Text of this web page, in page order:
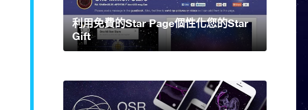
利用免費的Star Page個性化您的Star
Gift